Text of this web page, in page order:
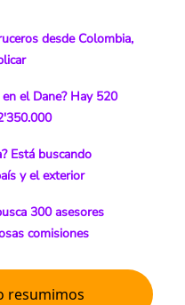
desde Colombia,
el Dane? Hay 520
Está buscando
y el exterior
300 asesores
comisiones
resumimos